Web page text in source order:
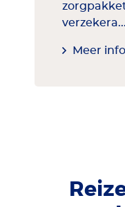
verzekera...
Meer